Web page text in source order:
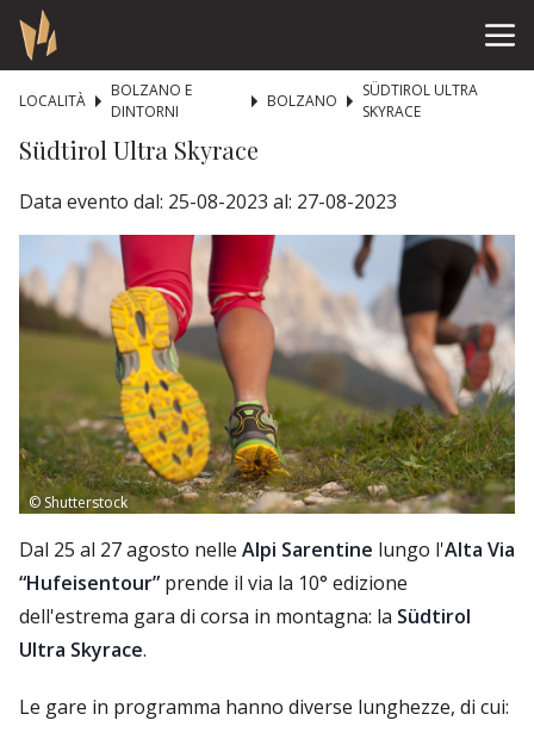
LOCALITÀ
BOLZANO E
DINTORNI
BOLZANO
SÜDTIROL ULTRA
SKYRACE
Südtirol Ultra Skyrace
Data evento dal: 25-08-2023 al: 27-08-2023
© Shutterstock
Dal 25 al 27 agosto nelle Alpi Sarentine lungo l'Alta Via
“Hufeisentour” prende il via la 10° edizione
dell'estrema gara di corsa in montagna: la Südtirol
Ultra Skyrace.
Le gare in programma hanno diverse lunghezze, di cui: